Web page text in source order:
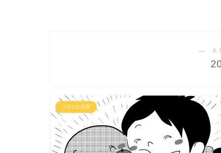
―
コロとの日常